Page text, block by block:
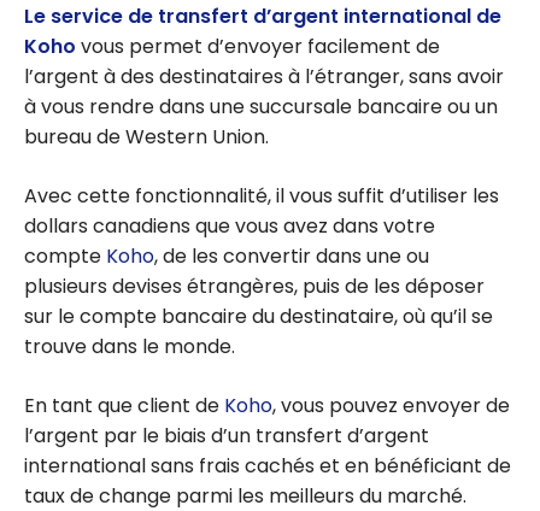
Le service de transfert d’argent international de
Koho vous permet d’envoyer facilement de
l’argent à des destinataires à l’étranger, sans avoir
à vous rendre dans une succursale bancaire ou un
bureau de Western Union.
Avec cette fonctionnalité, il vous suffit d’utiliser les
dollars canadiens que vous avez dans votre
compte Koho, de les convertir dans une ou
plusieurs devises étrangères, puis de les déposer
sur le compte bancaire du destinataire, où qu’il se
trouve dans le monde.
En tant que client de Koho, vous pouvez envoyer de
l’argent par le biais d’un transfert d’argent
international sans frais cachés et en bénéficiant de
taux de change parmi les meilleurs du marché.